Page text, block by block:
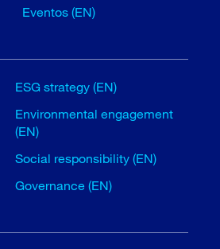
Eventos (EN)
ESG strategy (EN)
Environmental engagement
(EN)
Social responsibility (EN)
Governance (EN)